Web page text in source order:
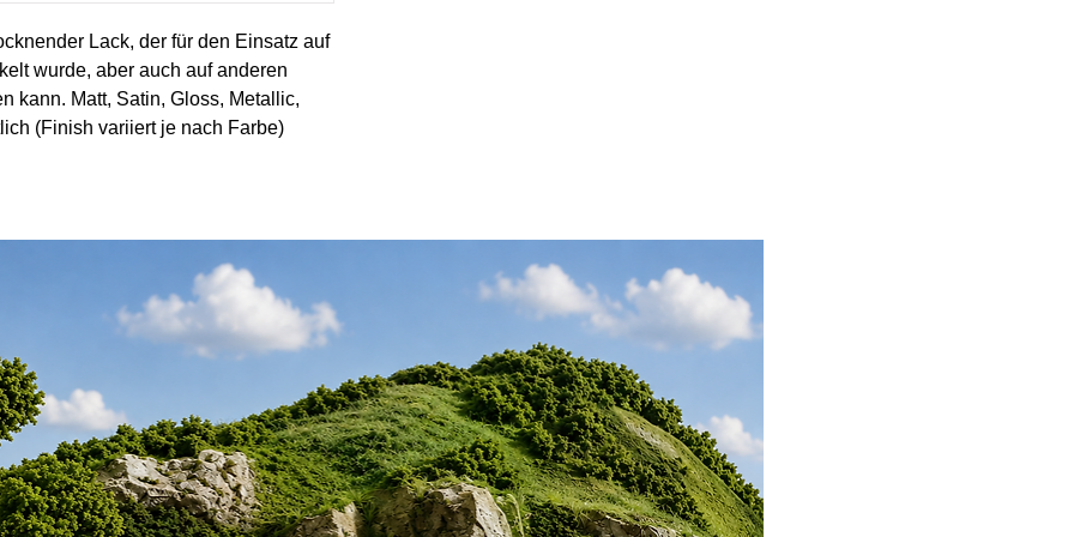
Lack, der für den Einsatz auf
wurde, aber auch auf anderen
kann. Matt, Satin, Gloss, Metallic,
(Finish variiert je nach Farbe)
einschließlich der meisten
mehr (versuchen Sie immer auf einer
Auftragsstärke
Airbrush mit einem geeigneten
Thinners. Zwei dünne Schichten sind
Das übliche Verdünnungsverhältnis
Beachten Sie, dass
dass sie nach vollständiger